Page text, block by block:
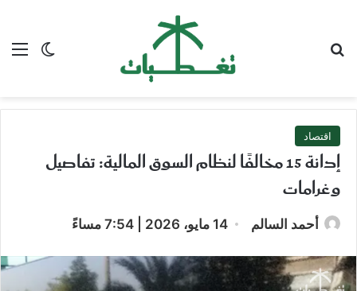
الوضع
اقتصاد
إدانة 15 مخالفًا لنظام السوق المالية: تفاصيل
وغرامات
أحمد السالم 14 مايو، 2026 | 7:54 مساءً